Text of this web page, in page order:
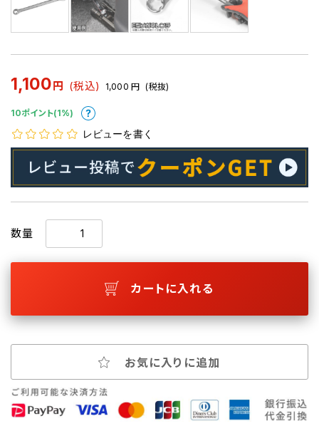
1,100 円 (税込) 1,000 円 (税抜)
10ポイント(1%)
レビューを書く
数量
カートに入れる
お気に入りに追加